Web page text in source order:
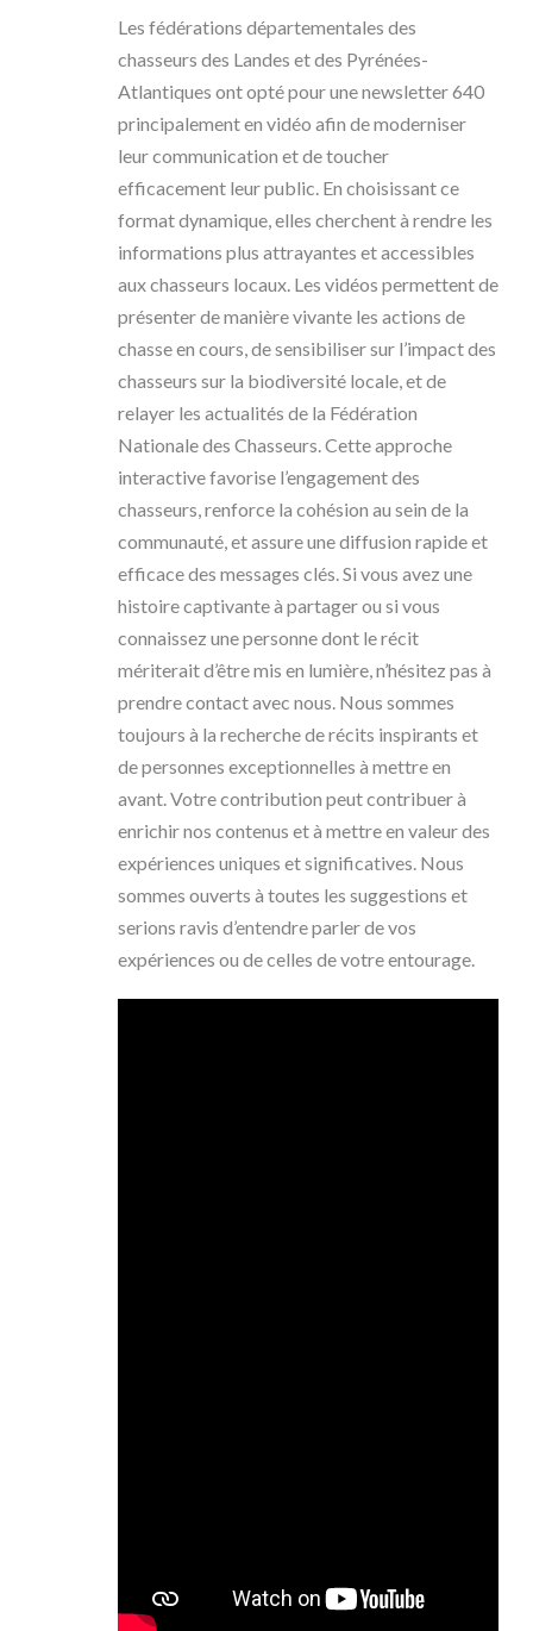
Les fédérations départementales des
chasseurs des Landes et des Pyrénées-
Atlantiques ont opté pour une newsletter 640
principalement en vidéo afin de moderniser
leur communication et de toucher
efficacement leur public. En choisissant ce
format dynamique, elles cherchent à rendre les
informations plus attrayantes et accessibles
aux chasseurs locaux. Les vidéos permettent de
présenter de manière vivante les actions de
chasse en cours, de sensibiliser sur l’impact des
chasseurs sur la biodiversité locale, et de
relayer les actualités de la Fédération
Nationale des Chasseurs. Cette approche
interactive favorise l’engagement des
chasseurs, renforce la cohésion au sein de la
communauté, et assure une diffusion rapide et
efficace des messages clés. Si vous avez une
histoire captivante à partager ou si vous
connaissez une personne dont le récit
mériterait d’être mis en lumière, n’hésitez pas à
prendre contact avec nous. Nous sommes
toujours à la recherche de récits inspirants et
de personnes exceptionnelles à mettre en
avant. Votre contribution peut contribuer à
enrichir nos contenus et à mettre en valeur des
expériences uniques et significatives. Nous
sommes ouverts à toutes les suggestions et
serions ravis d’entendre parler de vos
expériences ou de celles de votre entourage.